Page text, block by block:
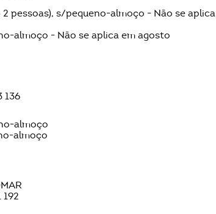
s/pequeno-almoço - Não se aplica
almoço - Não se aplica em agosto
136
almoço
almoço
192